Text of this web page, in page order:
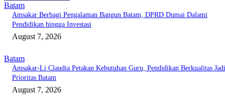
Batam
Amsakar Berbagi Pengalaman Bangun Batam, DPRD Dumai Dalami
Pendidikan hingga Investasi
August 7, 2026
Batam
Amsakar-Li Claudia Petakan Kebutuhan Guru, Pendidikan Berkualitas Jadi
Prioritas Batam
August 7, 2026